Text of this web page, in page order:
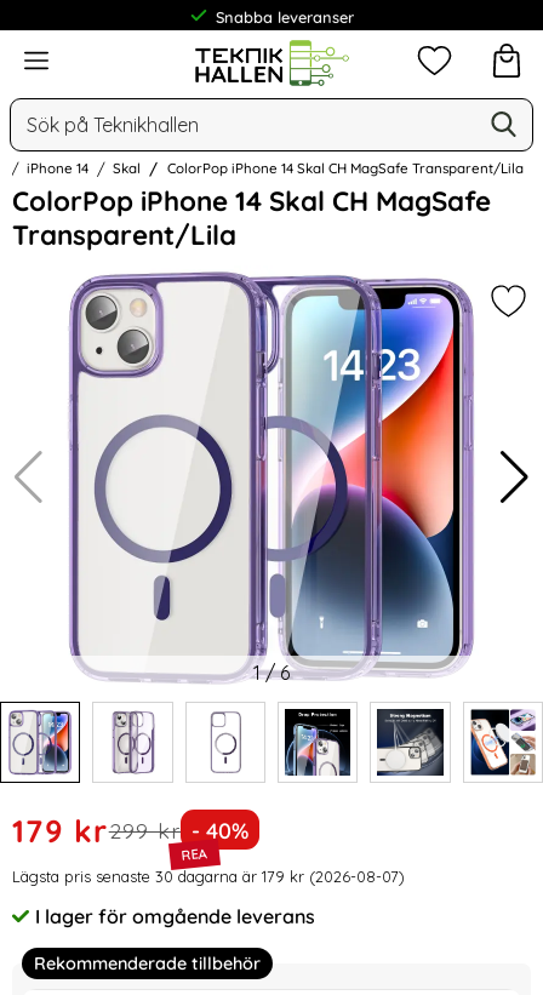
Snabba leveranser
Frakt från 19 kr
Meny
Sök
Mina
iPhone 14 Skal ColorPop iPhone 14 Skal CH MagSafe Transparent/Lila
ColorPop iPhone 14 Skal CH MagSafe
Transparent/Lila
Hoppa
över
Bilder
1/6
Handla denna produkt ColorPop iPhone 14 Skal CH
rea pris
179 krtidigare pris
299 kr Priset är nedsatt med
- 40%
Prishistorik
Lägsta pris senaste 30 dagarna är 179 kr (2026-08-07)
Tillgänglighet:
I lager för omgående leverans
Rekommenderade tillbehör